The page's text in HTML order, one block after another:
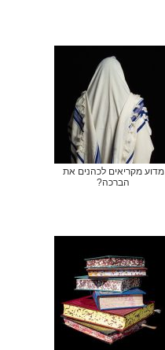
מדוע מקריאים לכהנים את
הברכה?